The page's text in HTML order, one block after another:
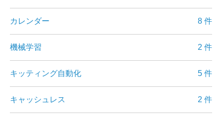
カレンダー 8 件
機械学習 2 件
キッティング自動化 5 件
キャッシュレス 2 件